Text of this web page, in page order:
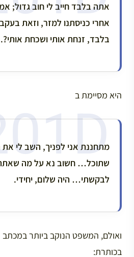
אתה בלבד חייב לי חוב גדול;
אחרי כניסתנו למזר, וזאת
בלבד, זנחת אותי ושכחת אותי?.
היא מסיימת ב
מתחננת אני לפניך, השב לי את
שתוכל… חשוב נא על מה שאתה
לבקשתי… היה שלום, יחידי.
ואולם, המשפט הנוקב ביותר במכתב
בכותרת: